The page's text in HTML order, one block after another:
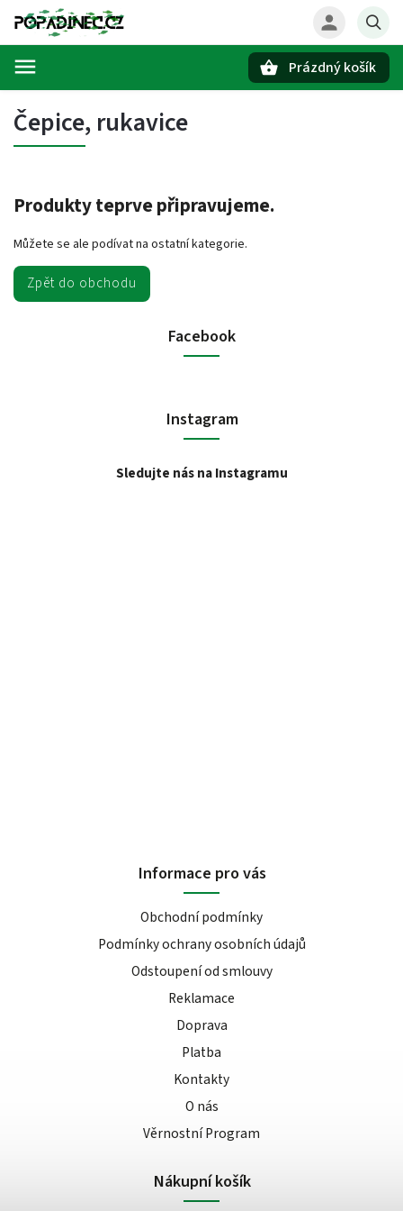
Prázdný košík
Čepice, rukavice
Produkty teprve připravujeme.
Můžete se ale podívat na ostatní kategorie.
Zpět do obchodu
Facebook
Instagram
Sledujte nás na Instagramu
Informace pro vás
Obchodní podmínky
Podmínky ochrany osobních údajů
Odstoupení od smlouvy
Reklamace
Doprava
Platba
Kontakty
O nás
Věrnostní Program
Nákupní košík